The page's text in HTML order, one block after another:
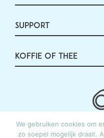
SUPPORT
KOFFIE OF THEE
© 2026 De
NL001703701B39 |
We gebruiken cookies om
zo soepel mogelijk draait.